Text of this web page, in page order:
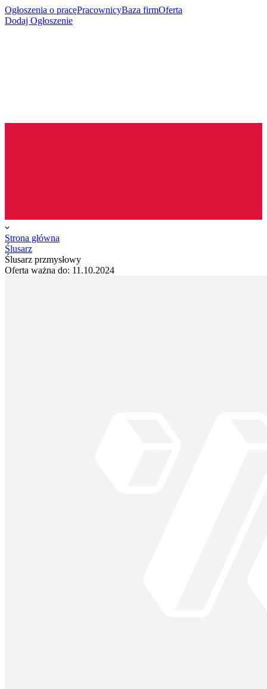
Ogłoszenia o pracęPracownicyBaza firmOferta
Dodaj Ogłoszenie
Strona główna
Ślusarz
Ślusarz przmysłowy
Oferta ważna do: 11.10.2024